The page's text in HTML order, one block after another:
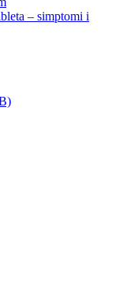
– simptomi i